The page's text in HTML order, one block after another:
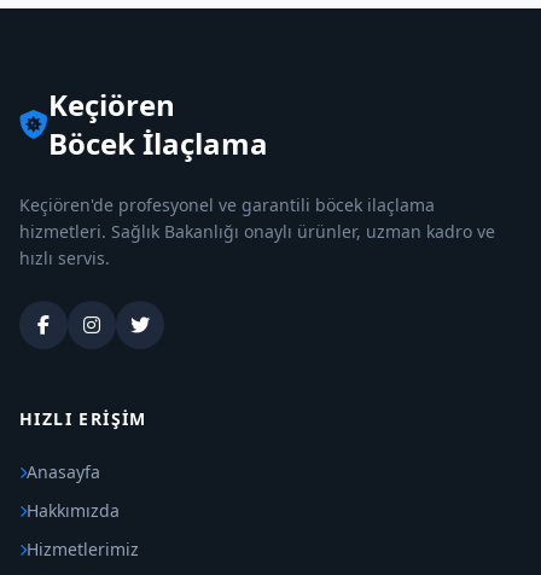
Keçiören
Böcek İlaçlama
Keçiören'de profesyonel ve garantili böcek ilaçlama
hizmetleri. Sağlık Bakanlığı onaylı ürünler, uzman kadro ve
hızlı servis.
HIZLI ERIŞIM
Anasayfa
Hakkımızda
Hizmetlerimiz